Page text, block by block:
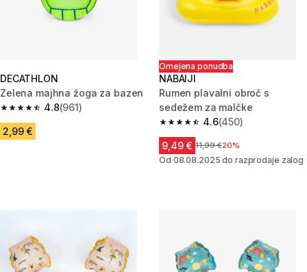
DECATHLON
Zelena majhna žoga za bazen
4.8
4.8 od 5 zvezdic from 961 ocene
(961)
2,99 €
Omejena ponudba
NABAIJI
Rumen plavalni obroč s
sedežem za malčke
4.6
4.6 od 5 zvezdic from 450
(450)
9,49 € Cena pred znižanjem
11,99 €20%
Od 08.08.2025 do razprodaje zalog